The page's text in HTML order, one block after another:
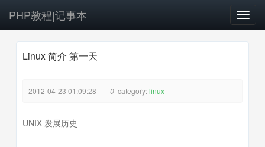
T
o
g
PHP教程|记事本
Linux 简介 第一天
2012-04-23 01:09:28 0 category:linux
UNIX 发展历史